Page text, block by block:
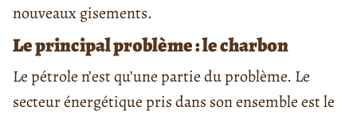
nouveaux gisements.
Le principal problème : le charbon
Le pétrole n’est qu’une partie du problème. Le
secteur énergétique pris dans son ensemble est le